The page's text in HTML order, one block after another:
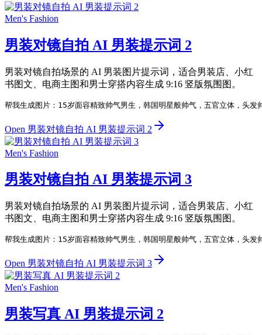
Men's Fashion
男装对镜自拍 AI 男装提示词 2
男装对镜自拍场景的 AI 男装图片提示词，适合男装店、小红
书图文、电商主图和男士穿搭内容生成 9:16 竖版氛围图。
帮我生成图片：15岁面容精致帅气男生，韩国明星般帅气，五官立体，头
Open 男装对镜自拍 AI 男装提示词 2
Men's Fashion
男装对镜自拍 AI 男装提示词 3
男装对镜自拍场景的 AI 男装图片提示词，适合男装店、小红
书图文、电商主图和男士穿搭内容生成 9:16 竖版氛围图。
帮我生成图片：15岁面容精致帅气男生，韩国明星般帅气，五官立体，头
Open 男装对镜自拍 AI 男装提示词 3
Men's Fashion
男装写真 AI 男装提示词 2